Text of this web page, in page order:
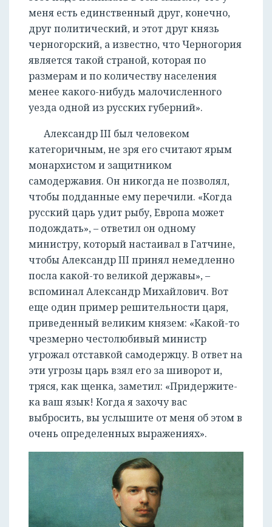
меня есть единственный друг, конечно,
друг политический, и этот друг князь
черногорский, а известно, что Черногория
является такой страной, которая по
размерам и по количеству населения
менее какого-нибудь малочисленного
уезда одной из русских губерний».
Александр III был человеком
категоричным, не зря его считают ярым
монархистом и защитником
самодержавия. Он никогда не позволял,
чтобы подданные ему перечили. «Когда
русский царь удит рыбу, Европа может
подождать», – ответил он одному
министру, который настаивал в Гатчине,
чтобы Александр III принял немедленно
посла какой-то великой державы», –
вспоминал Александр Михайлович. Вот
еще один пример решительности царя,
приведенный великим князем: «Какой-то
чрезмерно честолюбивый министр
угрожал отставкой самодержцу. В ответ на
эти угрозы царь взял его за шиворот и,
тряся, как щенка, заметил: «Придержите-
ка ваш язык! Когда я захочу вас
выбросить, вы услышите от меня об этом в
очень определенных выражениях».